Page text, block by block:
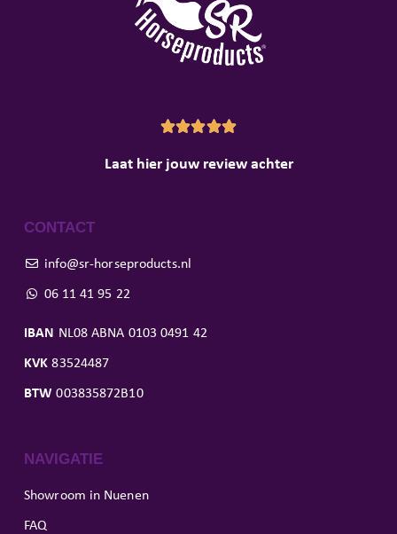

Laat hier jouw review achter
CONTACT
info@sr-horseproducts.nl
06 11 41 95 22
IBAN NL08 ABNA 0103 0491 42
KVK 83524487
BTW 003835872B10
NAVIGATIE
Showroom in Nuenen
FAQ